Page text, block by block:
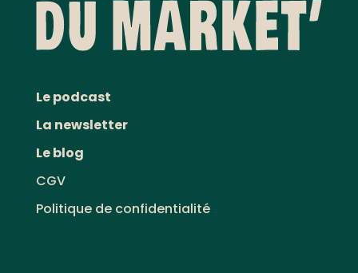
Le podcast
La newsletter
Le blog
CGV
Politique de confidentialité